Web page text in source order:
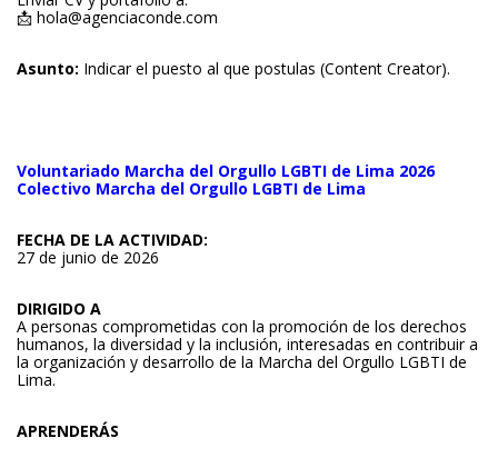
📩 hola@agenciaconde.com
Asunto: Indicar el puesto al que postulas (Content Creator).
Voluntariado Marcha del Orgullo LGBTI de Lima 2026
Colectivo Marcha del Orgullo LGBTI de Lima
FECHA DE LA ACTIVIDAD:
27 de junio de 2026
DIRIGIDO A
A personas comprometidas con la promoción de los derechos
humanos, la diversidad y la inclusión, interesadas en contribuir a
la organización y desarrollo de la Marcha del Orgullo LGBTI de
Lima.
APRENDERÁS